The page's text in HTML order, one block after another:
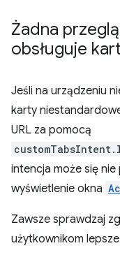
Żadna
obsługuje
Jeśli na urządzeniu
karty
URL za pomocą
intencja może się
wyświetlenie okna
Zawsze sprawdzaj
użytkownikom